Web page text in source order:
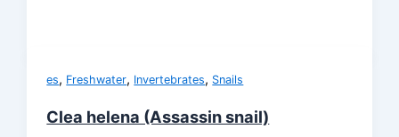
es, Freshwater, Invertebrates, Snails
Clea helena (Assassin snail)